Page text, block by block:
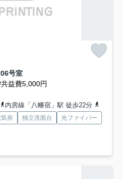
号室
益費5,000円
内房線「八幡宿」駅 徒歩22分
気有 独立洗面台
光ファイバー